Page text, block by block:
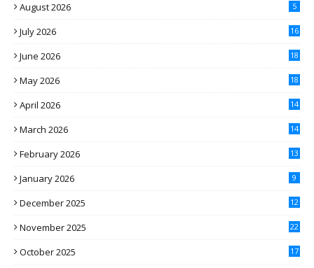
August 2026 5
July 2026 16
June 2026 18
May 2026 18
April 2026 14
March 2026 14
February 2026 13
January 2026 9
December 2025 12
November 2025 22
October 2025 17